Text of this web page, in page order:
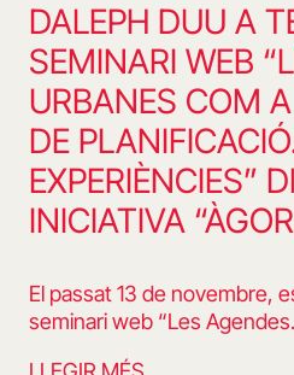
DALEPH DUU A
SEMINARI WEB
URBANES COM
DE
EXPERIÈNCIES”
INICIATIVA
El passat 13 de novembre,
seminari web “Les